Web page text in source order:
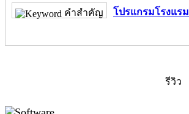
คำสำคัญ โปรแกรมโรงแรม
รีวิว